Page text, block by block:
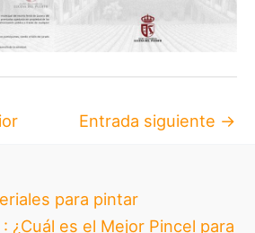
Entrada siguiente →
para pintar
¿Cuál es el Mejor Pincel para